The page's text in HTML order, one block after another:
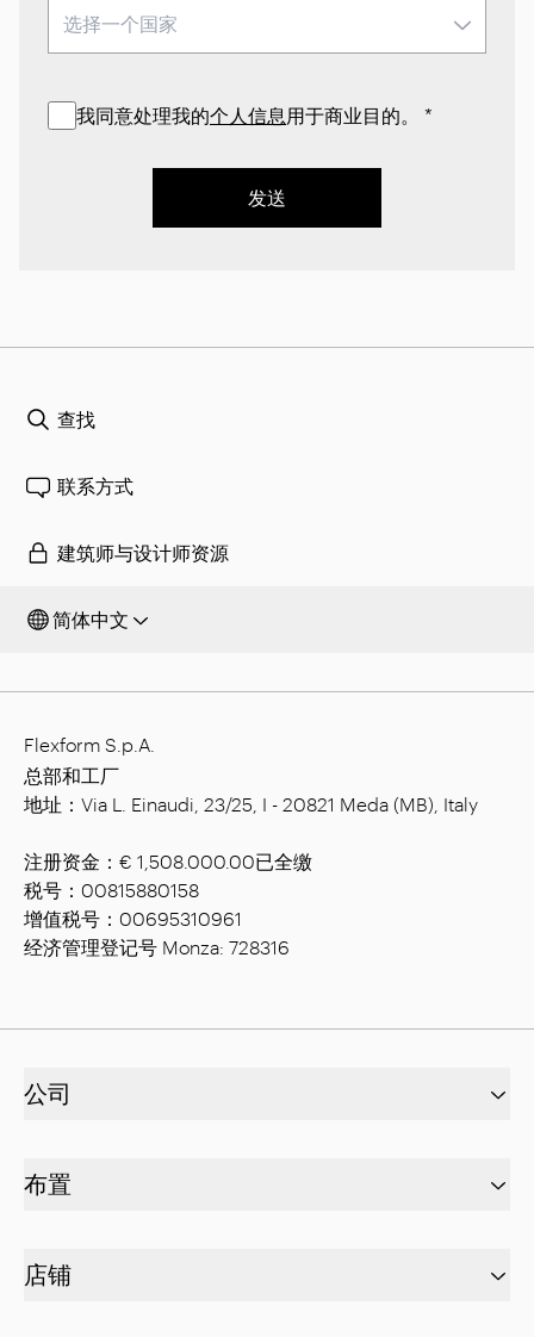
我同意处理我的个人信息 用于商业目的。 *
发送
查找
联系方式
建筑师与设计师资源
简体中文
Flexform S.p.A.
总部和工厂
地址：Via L. Einaudi, 23/25, I - 20821 Meda (MB), Italy
注册资金：€ 1,508.000.00已全缴
税号：00815880158
增值税号：00695310961
经济管理登记号 Monza: 728316
公司
布置
店铺